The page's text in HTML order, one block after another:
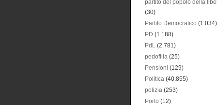
partito del popolo della
(30)
Partito Democratico (1.034)
PD (1.188)
PdL (2.781)
pedofilia (25)
Pensioni (129)
Politica (40.855)
polizia (253)
Porto (12)